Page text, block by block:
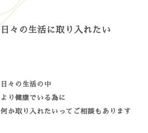
日々の生活に取り入れたい
日々の生活の中
より健康でいる為に
何か取り入れたいってご相談もあります